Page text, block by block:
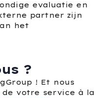
evaluatie en
partner zijn
het
?
! Et nous
votre service à la